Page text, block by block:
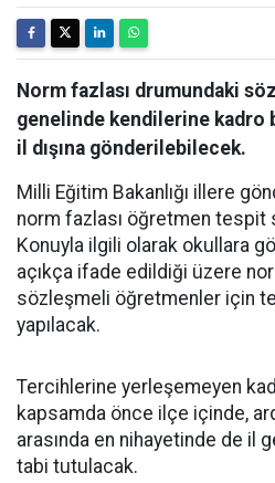
Norm fazlası drumundaki
genelinde kendilerine kadro
il dışına gönderilebilecek.
Milli Eğitim Bakanlığı illere
norm fazlası öğretmen tespit
Konuyla ilgili olarak okullara
açıkça ifade edildiği üzere
sözleşmeli öğretmenler için
yapılacak.
Tercihlerine yerleşemeyen
kapsamda önce ilçe içinde,
arasında en nihayetinde de il
tabi tutulacak.